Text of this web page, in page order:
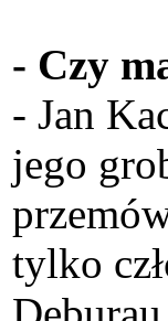
- Czy
- Jan
jego
tylko